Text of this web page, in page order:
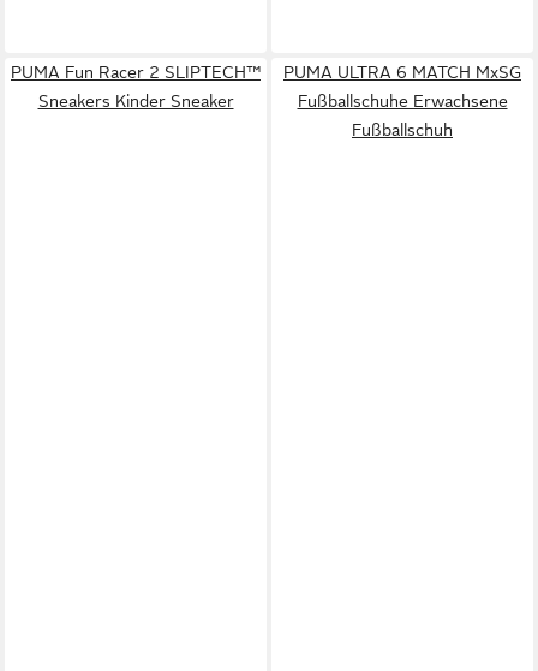
PUMA Fun Racer 2 SLIPTECH™
Sneakers Kinder Sneaker
PUMA ULTRA 6 MATCH MxSG
Fußballschuhe Erwachsene
Fußballschuh